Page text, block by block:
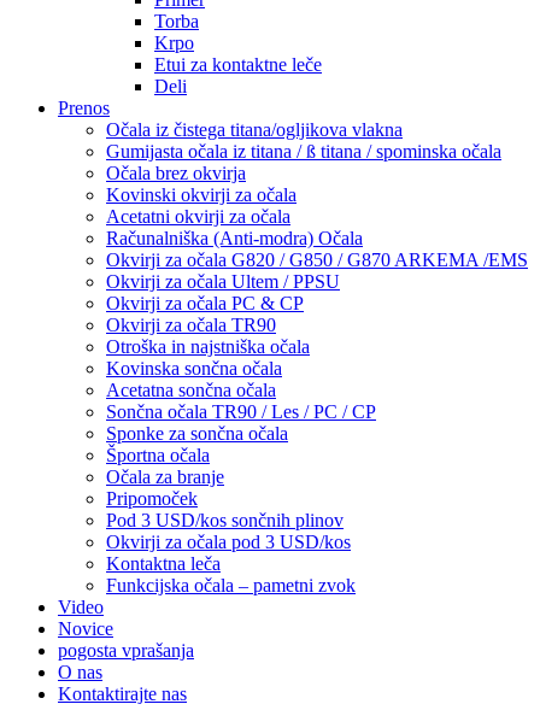
Torba
Krpo
Etui za kontaktne leče
Deli
Prenos
Očala iz čistega titana/ogljikova vlakna
Gumijasta očala iz titana / ß titana / spominska očala
Očala brez okvirja
Kovinski okvirji za očala
Acetatni okvirji za očala
Računalniška (Anti-modra) Očala
Okvirji za očala G820 / G850 / G870 ARKEMA /EMS
Okvirji za očala Ultem / PPSU
Okvirji za očala PC & CP
Okvirji za očala TR90
Otroška in najstniška očala
Kovinska sončna očala
Acetatna sončna očala
Sončna očala TR90 / Les / PC / CP
Sponke za sončna očala
Športna očala
Očala za branje
Pripomoček
Pod 3 USD/kos sončnih plinov
Okvirji za očala pod 3 USD/kos
Kontaktna leča
Funkcijska očala – pametni zvok
Video
Novice
pogosta vprašanja
O nas
Kontaktirajte nas